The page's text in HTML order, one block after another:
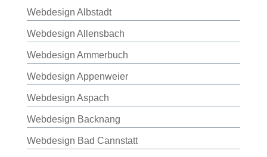
Webdesign Albstadt
Webdesign Allensbach
Webdesign Ammerbuch
Webdesign Appenweier
Webdesign Aspach
Webdesign Backnang
Webdesign Bad Cannstatt